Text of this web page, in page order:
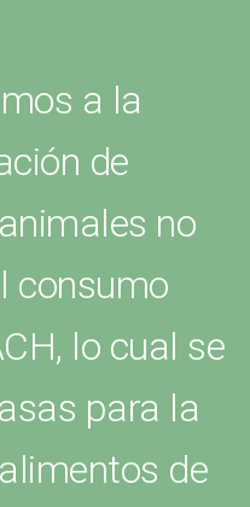
a la
de
no
consumo
lo cual se
para la
de